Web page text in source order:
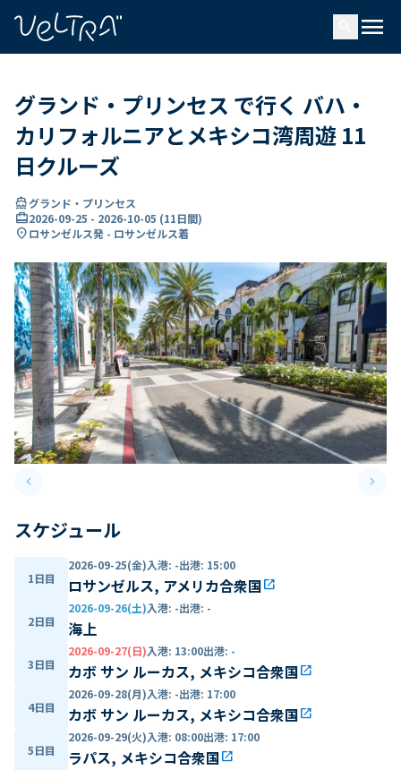
menu
グランド・プリンセス で行く バハ・
カリフォルニアとメキシコ湾周遊 11
日クルーズ
directions_boatグランド・プリンセス
card_travel2026-09-25 - 2026-10-05 (11日間)
location_onロサンゼルス発 - ロサンゼルス着
keyboard_arrow_leftPrevious slide keyboard_arrow_right
スケジュール
1日目
2026-09-25(金)入港: -出港: 15:00
ロサンゼルス, アメリカ合衆国open_in_new
2日目
2026-09-26(土)入港: -出港: -
海上
3日目
2026-09-27(日)入港: 13:00出港: -
カボ サン ルーカス, メキシコ合衆国open_in_new
4日目
2026-09-28(月)入港: -出港: 17:00
カボ サン ルーカス, メキシコ合衆国open_in_new
5日目
2026-09-29(火)入港: 08:00出港: 17:00
ラパス, メキシコ合衆国open_in_new